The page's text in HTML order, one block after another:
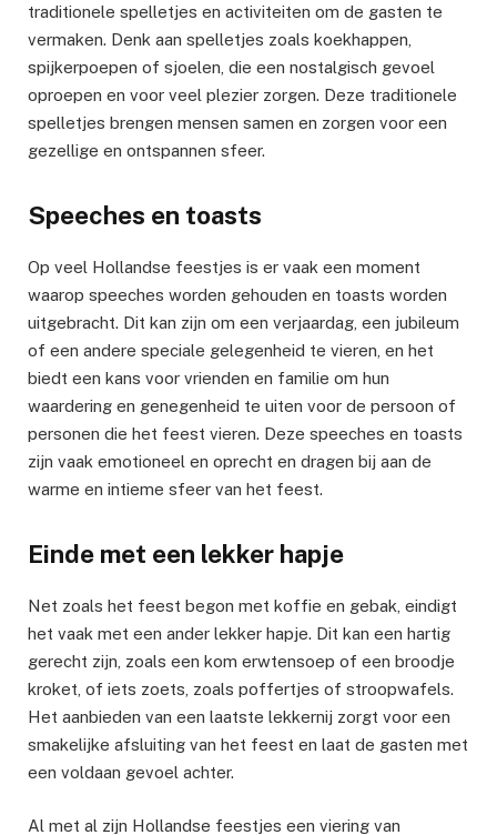
traditionele spelletjes en activiteiten om de gasten te
vermaken. Denk aan spelletjes zoals koekhappen,
spijkerpoepen of sjoelen, die een nostalgisch gevoel
oproepen en voor veel plezier zorgen. Deze traditionele
spelletjes brengen mensen samen en zorgen voor een
gezellige en ontspannen sfeer.
Speeches en toasts
Op veel Hollandse feestjes is er vaak een moment
waarop speeches worden gehouden en toasts worden
uitgebracht. Dit kan zijn om een ​​verjaardag, een jubileum
of een andere speciale gelegenheid te vieren, en het
biedt een kans voor vrienden en familie om hun
waardering en genegenheid te uiten voor de persoon of
personen die het feest vieren. Deze speeches en toasts
zijn vaak emotioneel en oprecht en dragen bij aan de
warme en intieme sfeer van het feest.
Einde met een lekker hapje
Net zoals het feest begon met koffie en gebak, eindigt
het vaak met een ander lekker hapje. Dit kan een hartig
gerecht zijn, zoals een kom erwtensoep of een broodje
kroket, of iets zoets, zoals poffertjes of stroopwafels.
Het aanbieden van een laatste lekkernij zorgt voor een
smakelijke afsluiting van het feest en laat de gasten met
een voldaan gevoel achter.
Al met al zijn Hollandse feestjes een viering van